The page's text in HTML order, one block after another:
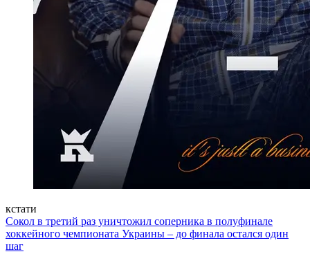
кстати
Сокол в третий раз уничтожил соперника в полуфинале
хоккейного чемпионата Украины – до финала остался один
шаг